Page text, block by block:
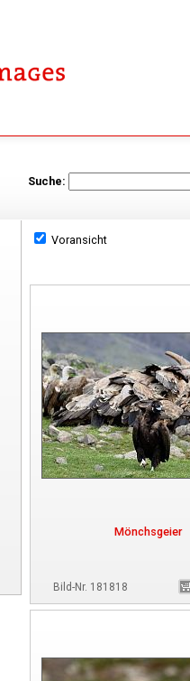
Suche:
Voransicht
Mönchsgeier
Bild-Nr. 181818